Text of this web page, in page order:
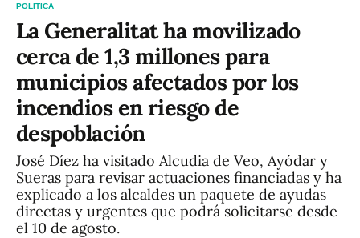
POLITICA
La Generalitat ha movilizado
cerca de 1,3 millones para
municipios afectados por los
incendios en riesgo de
despoblación
José Díez ha visitado Alcudia de Veo, Ayódar y
Sueras para revisar actuaciones financiadas y ha
explicado a los alcaldes un paquete de ayudas
directas y urgentes que podrá solicitarse desde
el 10 de agosto.